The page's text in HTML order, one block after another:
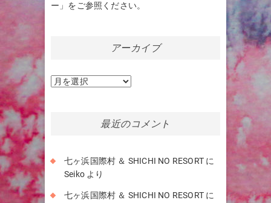
ー」をご参照ください。
アーカイブ
ア
最近のコメント
七ヶ浜国際村 ＆ SHICHI NO RESORT に
Seiko より
七ヶ浜国際村 ＆ SHICHI NO RESORT に